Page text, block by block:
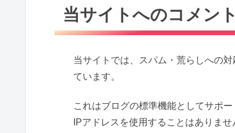
当サイトへのコメン
当サイトでは、スパム・荒らしへの
ています。
これはブログの標準機能としてサポ
IPアドレスを使用することはありま